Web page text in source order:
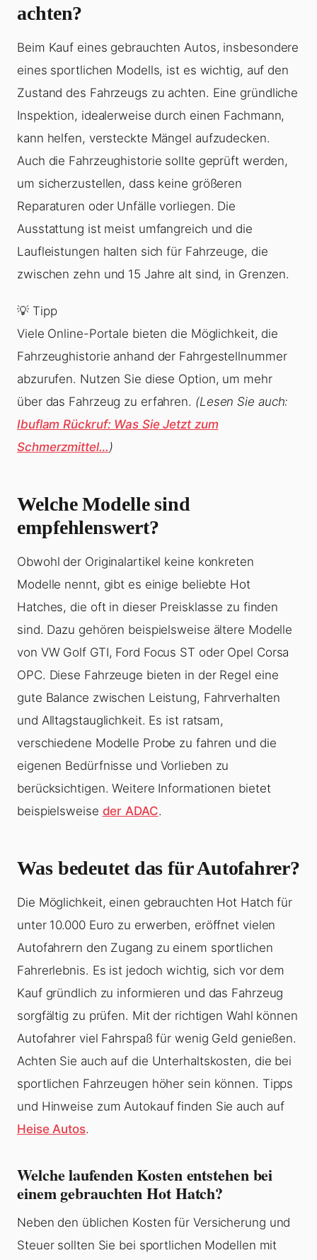
achten?
Beim Kauf eines gebrauchten Autos, insbesondere
eines sportlichen Modells, ist es wichtig, auf den
Zustand des Fahrzeugs zu achten. Eine gründliche
Inspektion, idealerweise durch einen Fachmann,
kann helfen, versteckte Mängel aufzudecken.
Auch die Fahrzeughistorie sollte geprüft werden,
um sicherzustellen, dass keine größeren
Reparaturen oder Unfälle vorliegen. Die
Ausstattung ist meist umfangreich und die
Laufleistungen halten sich für Fahrzeuge, die
zwischen zehn und 15 Jahre alt sind, in Grenzen.
💡 Tipp
Viele Online-Portale bieten die Möglichkeit, die
Fahrzeughistorie anhand der Fahrgestellnummer
abzurufen. Nutzen Sie diese Option, um mehr
über das Fahrzeug zu erfahren. (Lesen Sie auch:
Ibuflam Rückruf: Was Sie Jetzt zum
Schmerzmittel…)
Welche Modelle sind
empfehlenswert?
Obwohl der Originalartikel keine konkreten
Modelle nennt, gibt es einige beliebte Hot
Hatches, die oft in dieser Preisklasse zu finden
sind. Dazu gehören beispielsweise ältere Modelle
von VW Golf GTI, Ford Focus ST oder Opel Corsa
OPC. Diese Fahrzeuge bieten in der Regel eine
gute Balance zwischen Leistung, Fahrverhalten
und Alltagstauglichkeit. Es ist ratsam,
verschiedene Modelle Probe zu fahren und die
eigenen Bedürfnisse und Vorlieben zu
berücksichtigen. Weitere Informationen bietet
beispielsweise der ADAC.
Was bedeutet das für Autofahrer?
Die Möglichkeit, einen gebrauchten Hot Hatch für
unter 10.000 Euro zu erwerben, eröffnet vielen
Autofahrern den Zugang zu einem sportlichen
Fahrerlebnis. Es ist jedoch wichtig, sich vor dem
Kauf gründlich zu informieren und das Fahrzeug
sorgfältig zu prüfen. Mit der richtigen Wahl können
Autofahrer viel Fahrspaß für wenig Geld genießen.
Achten Sie auch auf die Unterhaltskosten, die bei
sportlichen Fahrzeugen höher sein können. Tipps
und Hinweise zum Autokauf finden Sie auch auf
Heise Autos.
Welche laufenden Kosten entstehen bei
einem gebrauchten Hot Hatch?
Neben den üblichen Kosten für Versicherung und
Steuer sollten Sie bei sportlichen Modellen mit